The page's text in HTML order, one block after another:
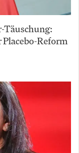
Täuschung:
Reform